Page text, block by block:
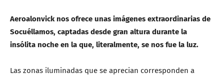
Aeroalonvick nos ofrece unas imágenes extraordinarias de
Socuéllamos, captadas desde gran altura durante la
insólita noche en la que, literalmente, se nos fue la luz.
Las zonas iluminadas que se aprecian corresponden a